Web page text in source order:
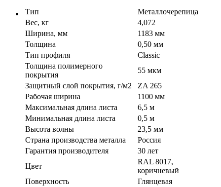
Тип
Металлочерепица
Вес, кг
4,072
Ширина, мм
1183 мм
Толщина
0,50 мм
Тип профиля
Classic
Толщина полимерного
покрытия
55 мкм
Защитный слой покрытия, г/м2
ZA 265
Рабочая ширина
1100 мм
Максимальная длина листа
6,5 м
Минимальная длина листа
0,5 м
Высота волны
23,5 мм
Страна производства металла
Россия
Гарантия производителя
30 лет
Цвет
RAL 8017,
коричневый
Поверхность
Глянцевая